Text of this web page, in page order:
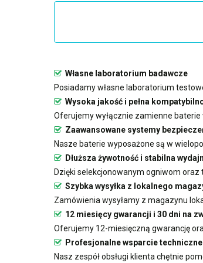
Własne laboratorium badawcze
Posiadamy własne laboratorium
Wysoka jakość i pełna
Oferujemy wyłącznie zamienne
Zaawansowane systemy
Nasze baterie wyposażone są w
Dłuższa żywotność i stabilna
Dzięki selekcjonowanym ogniwom
Szybka wysyłka z lokalnego
Zamówienia wysyłamy z magazynu
12 miesięcy gwarancji i 30 dni na
Oferujemy 12-miesięczną gwarancję
Profesjonalne wsparcie techniczne
Nasz zespół obsługi klienta chętnie